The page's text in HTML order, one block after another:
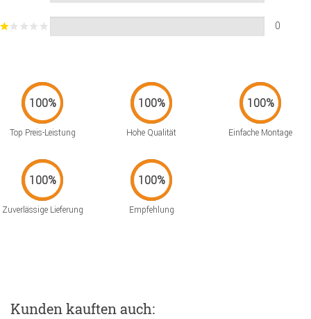
0
Top Preis-Leistung Hohe Qualität Einfache Montage
Zuverlässige Lieferung Empfehlung
Kunden kauften auch: